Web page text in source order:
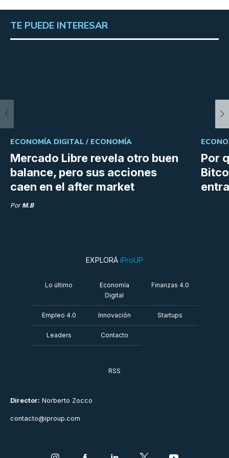
TE PUEDE INTERESAR
Mercado Libre revela otro buen
balance, pero sus acciones
caen en el after market
ECONOMÍA DIGITAL / ECONOMÍA
Por M.B
Por
Director: Norberto Zocco
contacto@iproup.com
EXPLORÁ iProUP
Lo último
Economía
Digital
Finanzas 4.0
Empleo 4.0 Innovación Startups
Leaders Contacto
RSS